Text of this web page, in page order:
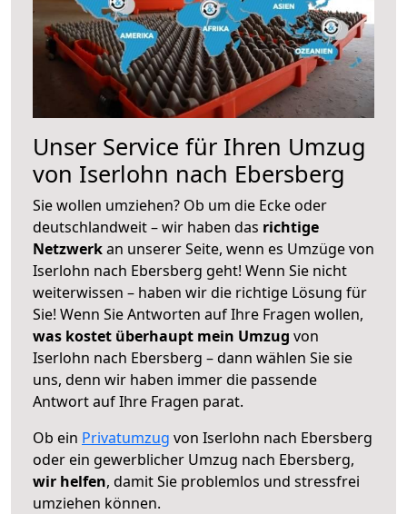
Unser Service für Ihren Umzug
von Iserlohn nach Ebersberg
Sie wollen umziehen? Ob um die Ecke oder
deutschlandweit – wir haben das richtige
Netzwerkan unserer Seite, wenn es Umzüge von
Iserlohn nach Ebersberg geht! Wenn Sie nicht
weiterwissen – haben wir die richtige Lösung für
Sie! Wenn Sie Antworten auf Ihre Fragen wollen,
was kostet überhaupt mein Umzug von
Iserlohn nach Ebersberg – dann wählen Sie sie
uns, denn wir haben immer die passende
Antwort auf Ihre Fragen parat.
Ob ein Privatumzug von Iserlohn nach Ebersberg
oder ein gewerblicher Umzug nach Ebersberg,
wir helfen, damit Sie problemlos und stressfrei
umziehen können.